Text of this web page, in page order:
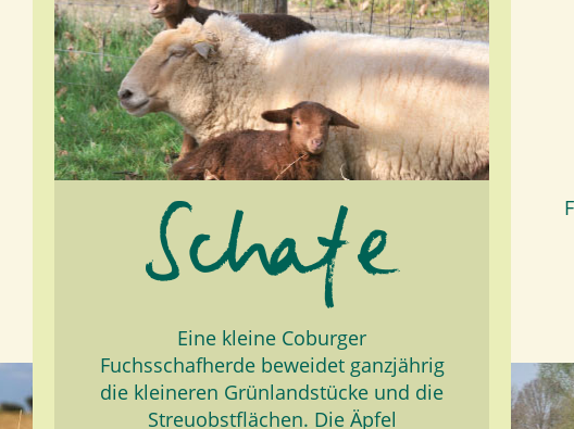
Eine kleine Coburger
Fuchsschafherde beweidet ganzjährig
die kleineren Grünlandstücke und die
Streuobstflächen. Die Äpfel